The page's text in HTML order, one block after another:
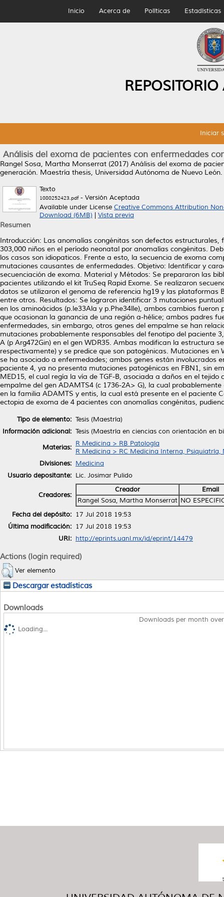
Inicio Acerca de Políticas Estadísticas
Iniciar
Análisis del exoma de pacientes con enfermedades
Rangel Sosa, Martha Monserrat (2017) Análisis del exoma de
generación. Maestría thesis, Universidad Autónoma de Nuevo León.
Texto
1080252423.pdf- Versión Aceptada
Available under License Creative Commons Attribution
Download (6MB)
Vista previa
Resumen
Introducción: Las anomalías congénitas son defectos
303,000 niños en el período neonatal por anomalías congénitas.
los casos son idiopaticos. Frente a esto, la secuencia de exoma
mutaciones causantes de enfermedades. Objetivo: Identificar y
secuenciación de exoma. Material y Métodos: Se prepararon las
pacientes utilizando el kit TruSeq Rapid Exome. Se realizaron
datos se utilizaron el genoma de referencia hg19 y las plataformas
entre otros. Resultados: Se lograron identificar 3 mutaciones
en los aminoácidos (p.le33Ala y p.Phe34lle), ambos cambios
que ocasionan la ganancia de una región a-hélice; ambos padres
enfermedades, sin embargo, otros genes del empalme se han
mutaciones probablemente responsables del fenotipo del paciente
A (p Arg472Gin) en el gen WDR35. Ambas modifican la estructura
respectivamente) y se predice que son patogénicas. Mutaciones
se ha asociado a enfermedades; ambos genes están involucrados
paciente 4, ya no presenta mutaciones patogénicas en FBN1, sin
MED15, el cual regía la vía de TGF-B, asociada a daños en el
empalme del gen ADAMTS4 (c 1736-2A> G), la cual
en la familia ADAMTS y entis, la cual está presente en el paciente
ectopia de exoma de 4 pacientes con anomalías congénitas,
Tipo de elemento: Tesis (Maestría)
Información adicional: Tesis (Maestría en ciencias con orientación en
Materias: R Medicina > RB Patología
R Medicina > RC Medicina Interna, Psiquiatría,
Divisiones: Medicina
Usuario depositante: Lic. Josimar Pulido
Creadores:
Creador
Email
Rangel Sosa, Martha Monserrat NO
Fecha del depósito: 17 Jul 2018 19:53
Última modificación: 17 Jul 2018 19:53
URI: http://eprints.uanl.mx/id/eprint/14479
Actions (login required)
Ver elemento
Descargar estadísticas
Downloads
Downloads per month
Loading...